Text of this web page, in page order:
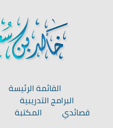
القائمة الرئيسة
البرامج التدريبية
قصائدي
المكتبة